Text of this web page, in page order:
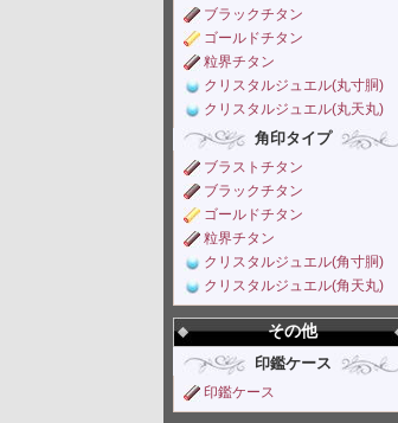
ブラックチタン
ゴールドチタン
粒界チタン
クリスタルジュエル(丸寸胴)
クリスタルジュエル(丸天丸)
角印タイプ
ブラストチタン
ブラックチタン
ゴールドチタン
粒界チタン
クリスタルジュエル(角寸胴)
クリスタルジュエル(角天丸)
その他
印鑑ケース
印鑑ケース